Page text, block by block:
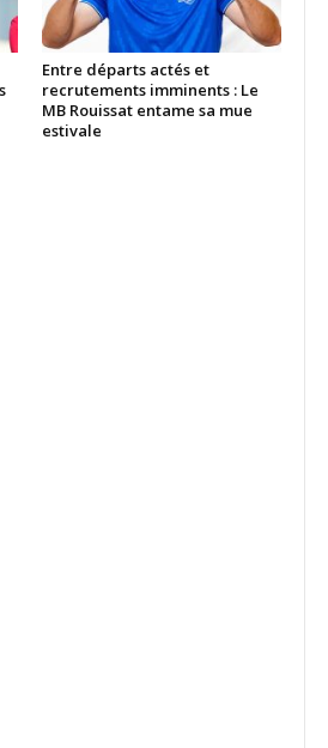
Entre départs actés et
recrutements imminents : Le
MB Rouissat entame sa mue
estivale